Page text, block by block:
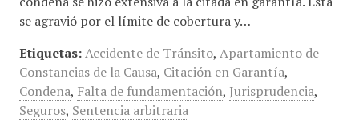
se agravió por el límite de cobertura y…
Etiquetas: Accidente de Tránsito, Apartamiento de
Constancias de la Causa, Citación en Garantía,
Condena, Falta de fundamentación, Jurisprudencia,
Seguros, Sentencia arbitraria